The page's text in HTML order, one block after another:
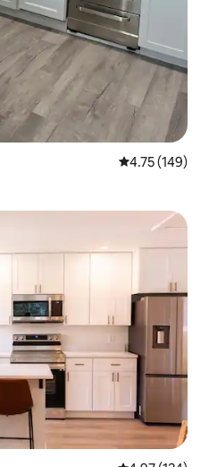
5 ರಲ್ಲಿ 4.75
4.75 (149)